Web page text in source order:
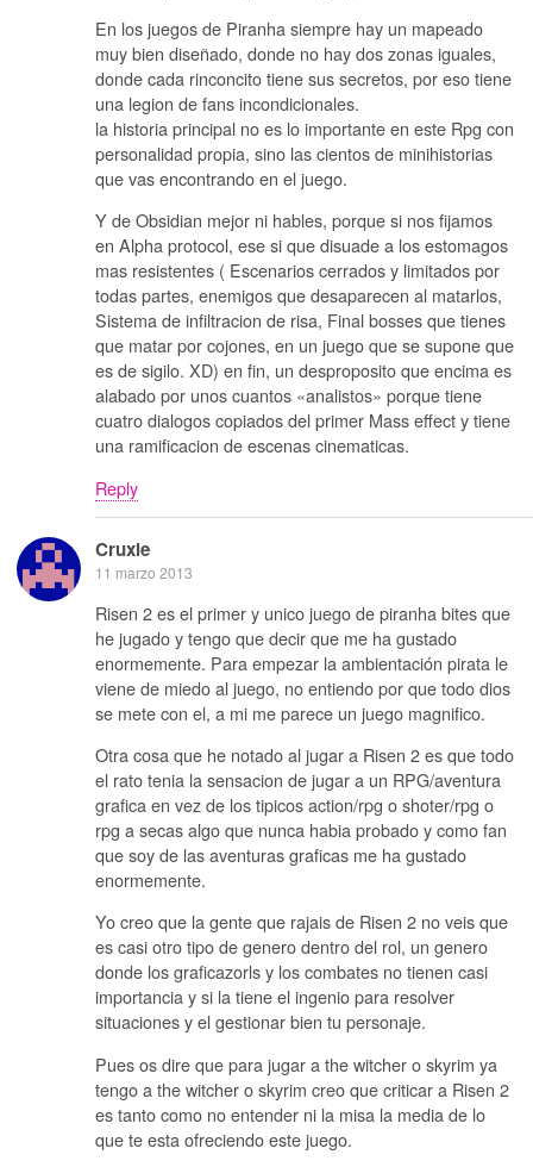
En los juegos de Piranha siempre hay un mapeado
muy bien diseñado, donde no hay dos zonas iguales,
donde cada rinconcito tiene sus secretos, por eso tiene
una legion de fans incondicionales.
la historia principal no es lo importante en este Rpg con
personalidad propia, sino las cientos de minihistorias
que vas encontrando en el juego.
Y de Obsidian mejor ni hables, porque si nos fijamos
en Alpha protocol, ese si que disuade a los estomagos
mas resistentes ( Escenarios cerrados y limitados por
todas partes, enemigos que desaparecen al matarlos,
Sistema de infiltracion de risa, Final bosses que tienes
que matar por cojones, en un juego que se supone que
es de sigilo. XD) en fin, un desproposito que encima es
alabado por unos cuantos «analistos» porque tiene
cuatro dialogos copiados del primer Mass effect y tiene
una ramificacion de escenas cinematicas.
Reply
Cruxie
11 marzo 2013
Risen 2 es el primer y unico juego de piranha bites que
he jugado y tengo que decir que me ha gustado
enormemente. Para empezar la ambientación pirata le
viene de miedo al juego, no entiendo por que todo dios
se mete con el, a mi me parece un juego magnifico.
Otra cosa que he notado al jugar a Risen 2 es que todo
el rato tenia la sensacion de jugar a un RPG/aventura
grafica en vez de los tipicos action/rpg o shoter/rpg o
rpg a secas algo que nunca habia probado y como fan
que soy de las aventuras graficas me ha gustado
enormemente.
Yo creo que la gente que rajais de Risen 2 no veis que
es casi otro tipo de genero dentro del rol, un genero
donde los graficazorls y los combates no tienen casi
importancia y si la tiene el ingenio para resolver
situaciones y el gestionar bien tu personaje.
Pues os dire que para jugar a the witcher o skyrim ya
tengo a the witcher o skyrim creo que criticar a Risen 2
es tanto como no entender ni la misa la media de lo
que te esta ofreciendo este juego.